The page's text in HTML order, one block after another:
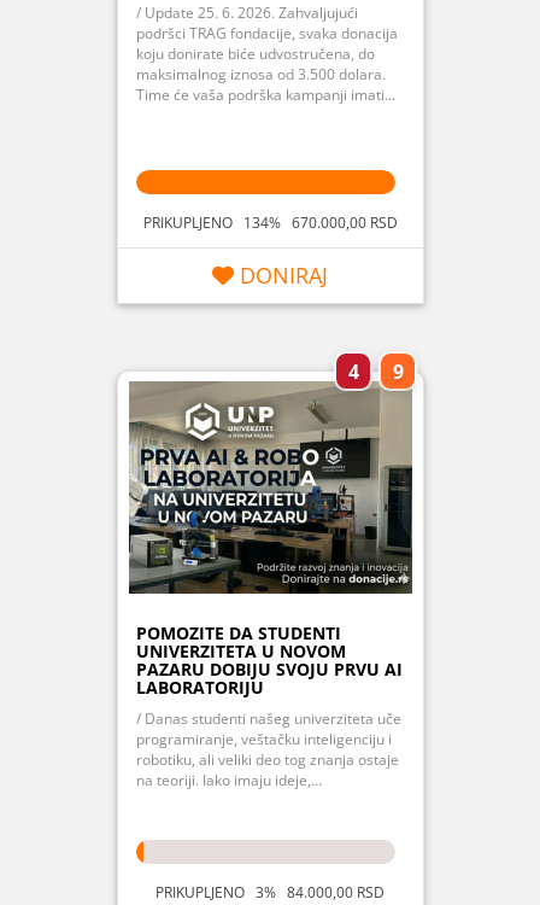
/ Update 25. 6. 2026. Zahvaljujući
podršci TRAG fondacije, svaka donacija
koju donirate biće udvostručena, do
maksimalnog iznosa od 3.500 dolara.
Time će vaša podrška kampanji imati...
PRIKUPLJENO 134% 670.000,00 RSD
DONIRAJ
4 9
POMOZITE DA STUDENTI
UNIVERZITETA U NOVOM
PAZARU DOBIJU SVOJU PRVU AI
LABORATORIJU
/ Danas studenti našeg univerziteta uče
programiranje, veštačku inteligenciju i
robotiku, ali veliki deo tog znanja ostaje
na teoriji. Iako imaju ideje,...
PRIKUPLJENO 3% 84.000,00 RSD